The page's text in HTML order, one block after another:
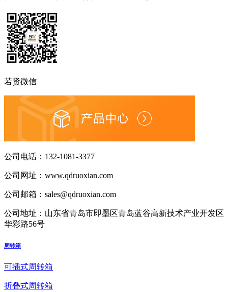
若贤微信
公司电话： 132-1081-3377
公司网址： www.qdruoxian.com
公司邮箱： sales@qdruoxian.com
公司地址： 山东省青岛市即墨区青岛蓝谷高新技术产业开发区
华彩路56号
周转箱
可插式周转箱
折叠式周转箱